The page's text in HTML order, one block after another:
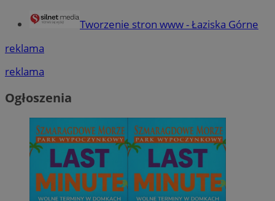
Tworzenie stron www - Łaziska Górne
reklama
reklama
Ogłoszenia